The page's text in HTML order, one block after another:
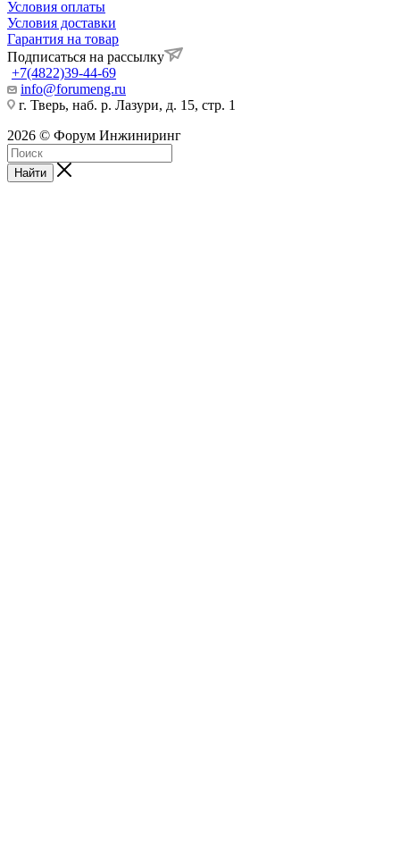
Условия оплаты
Условия доставки
Гарантия на товар
Подписаться на рассылку
+7(4822)39-44-69
info@forumeng.ru
г. Тверь, наб. р. Лазури, д. 15, стр. 1
2026 © Форум Инжиниринг
Найти